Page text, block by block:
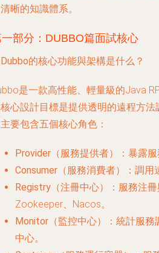
晰的知識體系。
部分：DUBBO篇面試核心
的核心功能與架構是什么？
是一款高性能、輕量級的Java
心設計目標是提供透明的遠程方
要包含五個核心角色：
Provider（服務提供者）
：暴露
Consumer（服務消費者）
：調用
Registry（注冊中心）
：服務注
Zookeeper、Nacos。
Monitor（監控中心）
：統計服
中心。